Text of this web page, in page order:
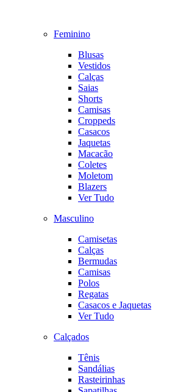
Feminino
Blusas
Vestidos
Calças
Saias
Shorts
Camisas
Croppeds
Casacos
Jaquetas
Macacão
Coletes
Moletom
Blazers
Ver Tudo
Masculino
Camisetas
Calças
Bermudas
Camisas
Polos
Regatas
Casacos e Jaquetas
Ver Tudo
Calçados
Tênis
Sandálias
Rasteirinhas